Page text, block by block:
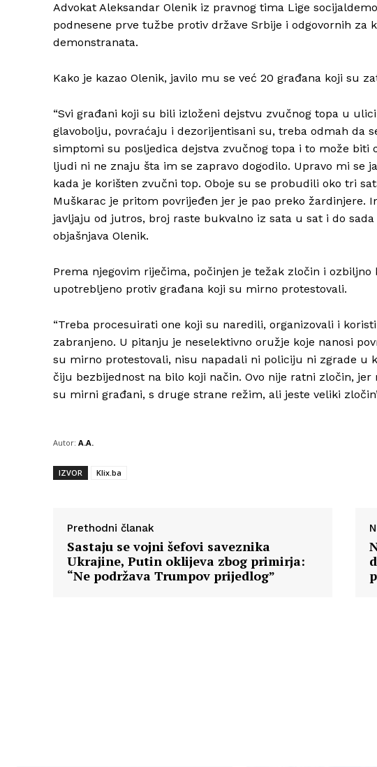
Advokat Aleksandar Olenik iz pravnog tima Lige
podnesene prve tužbe protiv države Srbije i odgovornih
demonstranata.
Kako je kazao Olenik, javilo mu se već 20 građana koji su
“Svi građani koji su bili izloženi dejstvu zvučnog topa u
glavobolju, povraćaju i dezorijentisani su, treba odmah da
simptomi su posljedica dejstva zvučnog topa i to može biti
ljudi ni ne znaju šta im se zapravo dogodilo. Upravo mi se
kada je korišten zvučni top. Oboje su se probudili oko tri
Muškarac je pritom povrijeđen jer je pao preko žardinjere.
javljaju od jutros, broj raste bukvalno iz sata u sat i do
objašnjava Olenik.
Prema njegovim riječima, počinjen je težak zločin i
upotrebljeno protiv građana koji su mirno protestovali.
“Treba procesuirati one koji su naredili, organizovali i
zabranjeno. U pitanju je neselektivno oružje koje nanosi
su mirno protestovali, nisu napadali ni policiju ni zgrade u
čiju bezbijednost na bilo koji način. Ovo nije ratni zločin,
su mirni građani, s druge strane režim, ali jeste veliki
Autor: A.A.
IZVOR Klix.ba
Prethodni članak
Sastaju se vojni šefovi saveznika
Ukrajine, Putin oklijeva zbog primirja:
“Ne podržava Trumpov prijedlog”